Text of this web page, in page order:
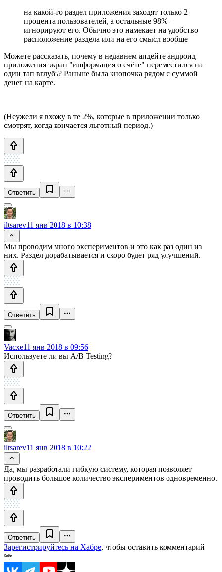
на какой-то раздел приложения заходят только 2
процента пользователей, а остальные 98% –
игнорируют его. Обычно это намекает на удобство
расположение раздела или на его смысл вообще
Можете рассказать, почему в недавнем апдейте андроид
приложения экран "информация о счёте" переместился на
один тап вглубь? Раньше была кнопочка рядом с суммой
денег на карте.
(Неужели я вхожу в те 2%, которые в приложении только
смотрят, когда кончается льготный период.)
Ответить
iltsarev11 янв 2018 в 10:38
Мы проводим много экспериментов и это как раз один из
них. Раздел дорабатывается и скоро будет ряд улучшений.
Ответить
Vacxe11 янв 2018 в 09:56
Используете ли вы A/B Testing?
Ответить
iltsarev11 янв 2018 в 10:22
Да, мы разработали гибкую систему, которая позволяет
проводить большое количество экспериментов одновременно.
Ответить
Зарегистрируйтесь на Хабре, чтобы оставить комментарий